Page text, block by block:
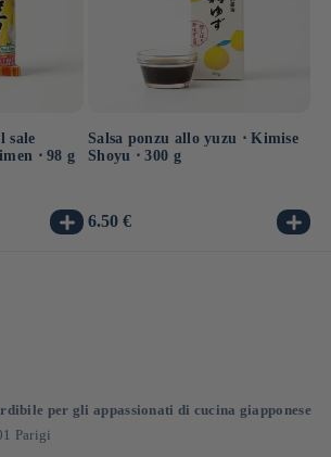
sale
⋅ 98 g
Salsa ponzu allo yuzu ⋅ Kimise
Shoyu ⋅ 300 g
Prezzo
6.50 €
per gli appassionati di cucina giapponese
Parigi